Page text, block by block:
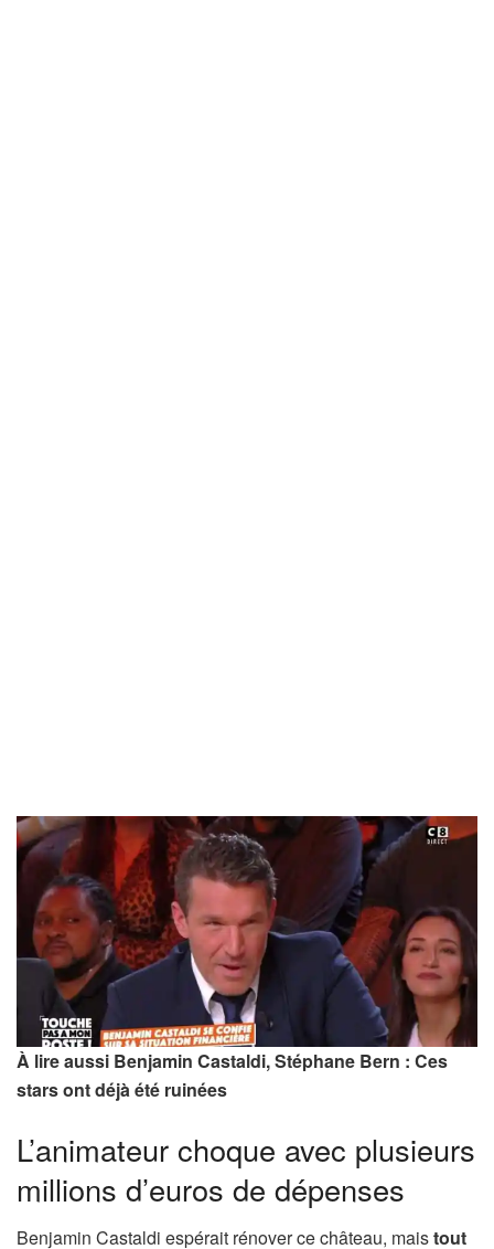
À lire aussi Benjamin Castaldi, Stéphane Bern : Ces
stars ont déjà été ruinées
L’animateur choque avec plusieurs
millions d’euros de dépenses
Benjamin Castaldi espérait rénover ce château, maistout